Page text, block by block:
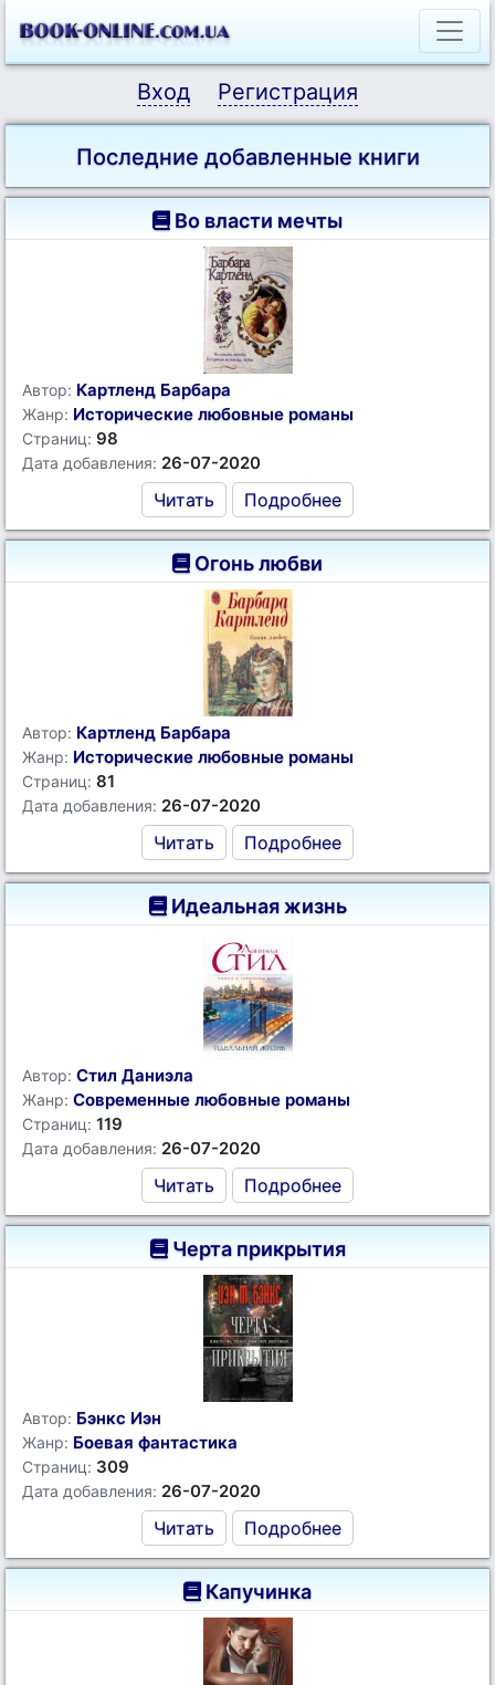
Вход Регистрация
Последние добавленные книги
Во власти мечты
Автор: Картленд Барбара
Жанр: Исторические любовные романы
Страниц: 98
Дата добавления: 26-07-2020
Читать Подробнее
Огонь любви
Автор: Картленд Барбара
Жанр: Исторические любовные романы
Страниц: 81
Дата добавления: 26-07-2020
Читать Подробнее
Идеальная жизнь
Автор: Стил Даниэла
Жанр: Современные любовные романы
Страниц: 119
Дата добавления: 26-07-2020
Читать Подробнее
Черта прикрытия
Автор: Бэнкс Иэн
Жанр: Боевая фантастика
Страниц: 309
Дата добавления: 26-07-2020
Читать Подробнее
Капучинка